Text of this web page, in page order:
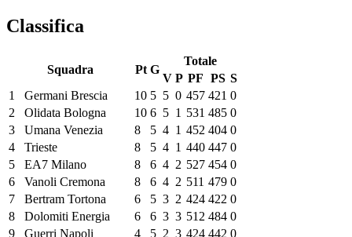
Classifica
Squadra Pt G
Totale
V P PF PS S
1
Germani Brescia 10 5 5 0 457 421 0
2
Olidata Bologna 10 6 5 1 531 485 0
3
Umana Venezia 8 5 4 1 452 404 0
4
Trieste 8 5 4 1 440 447 0
5
EA7 Milano 8 6 4 2 527 454 0
6
Vanoli Cremona 8 6 4 2 511 479 0
7
Bertram Tortona 6 5 3 2 424 422 0
8
Dolomiti Energia 6 6 3 3 512 484 0
9
Guerri Napoli 4 5 2 3 424 442 0